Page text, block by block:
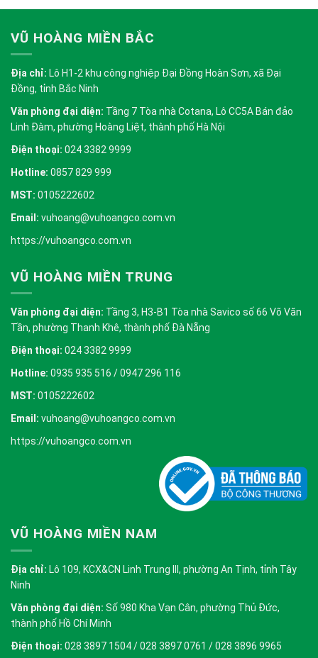
VŨ HOÀNG MIỀN BẮC
Địa chỉ: Lô H1-2 khu công nghiệp Đại Đồng Hoàn Sơn, xã Đại
Đồng, tỉnh Bắc Ninh
Văn phòng đại diện: Tầng 7 Tòa nhà Cotana, Lô CC5A Bán đảo
Linh Đàm, phường Hoàng Liệt, thành phố Hà Nội
Điện thoại: 024 3382 9999
Hotline: 0857 829 999
MST: 0105222602
Email: vuhoang@vuhoangco.com.vn
https://vuhoangco.com.vn
VŨ HOÀNG MIỀN TRUNG
Văn phòng đại diện: Tầng 3, H3-B1 Tòa nhà Savico số 66 Võ Văn
Tần, phường Thanh Khê, thành phố Đà Nẵng
Điện thoại: 024 3382 9999
Hotline: 0935 935 516 / 0947 296 116
MST: 0105222602
Email: vuhoang@vuhoangco.com.vn
https://vuhoangco.com.vn
VŨ HOÀNG MIỀN NAM
Địa chỉ: Lô 109, KCX&CN Linh Trung III, phường An Tịnh, tỉnh Tây
Ninh
Văn phòng đại diện: Số 980 Kha Vạn Cân, phường Thủ Đức,
thành phố Hồ Chí Minh
Điện thoại: 028 3897 1504 / 028 3897 0761 / 028 3896 9965